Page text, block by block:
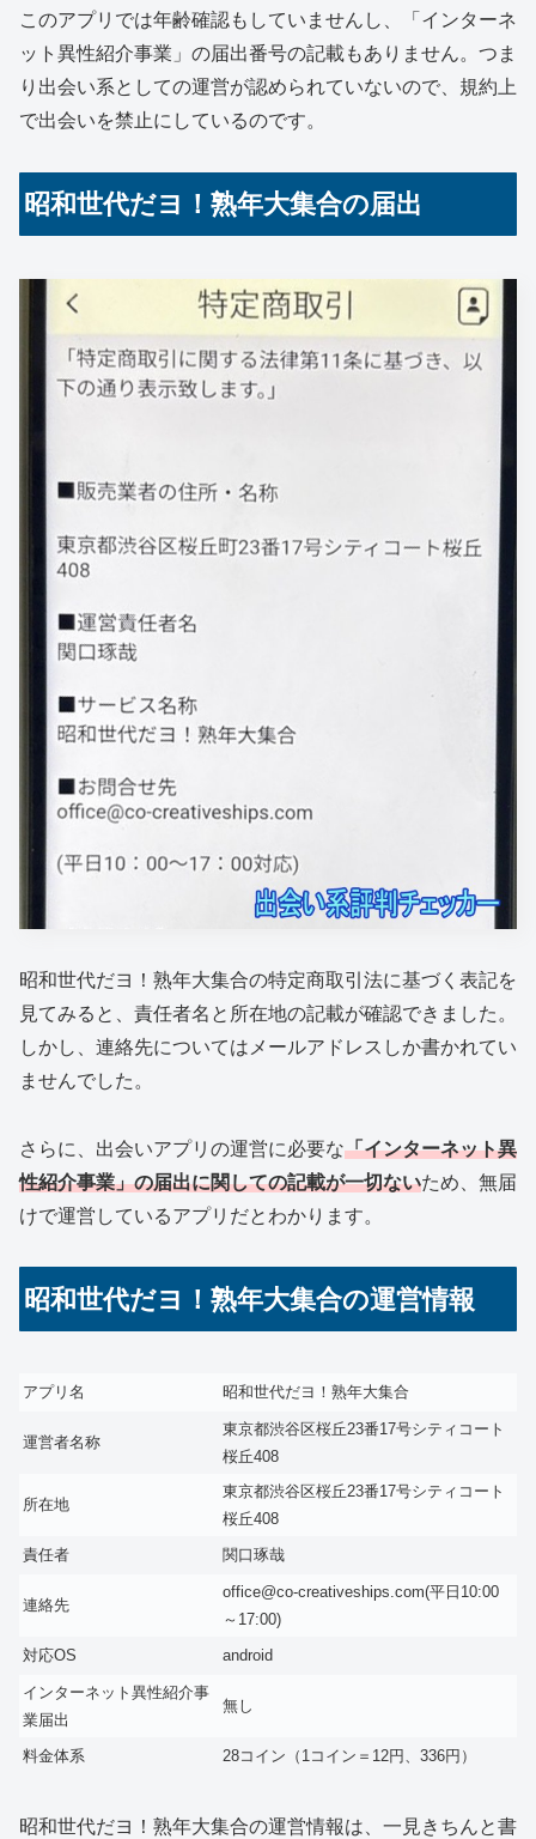
このアプリでは年齢確認もしていませんし、「インターネ
ット異性紹介事業」の届出番号の記載もありません。つま
り出会い系としての運営が認められていないので、規約上
で出会いを禁止にしているのです。
昭和世代だヨ！熟年大集合の届出
昭和世代だヨ！熟年大集合の特定商取引法に基づく表記を
見てみると、責任者名と所在地の記載が確認できました。
しかし、連絡先についてはメールアドレスしか書かれてい
ませんでした。
さらに、出会いアプリの運営に必要な「インターネット異
性紹介事業」の届出に関しての記載が一切ないため、無届
けで運営しているアプリだとわかります。
昭和世代だヨ！熟年大集合の運営情報
アプリ名 昭和世代だヨ！熟年大集合
運営者名称
東京都渋谷区桜丘23番17号シティコート
桜丘408
所在地
東京都渋谷区桜丘23番17号シティコート
桜丘408
責任者
関口琢哉
連絡先
office@co-creativeships.com(平日10:00
～17:00)
対応OS
android
インターネット異性紹介事
業届出
無し
料金体系 28コイン（1コイン＝12円、336円）
昭和世代だヨ！熟年大集合の運営情報は、一見きちんと書